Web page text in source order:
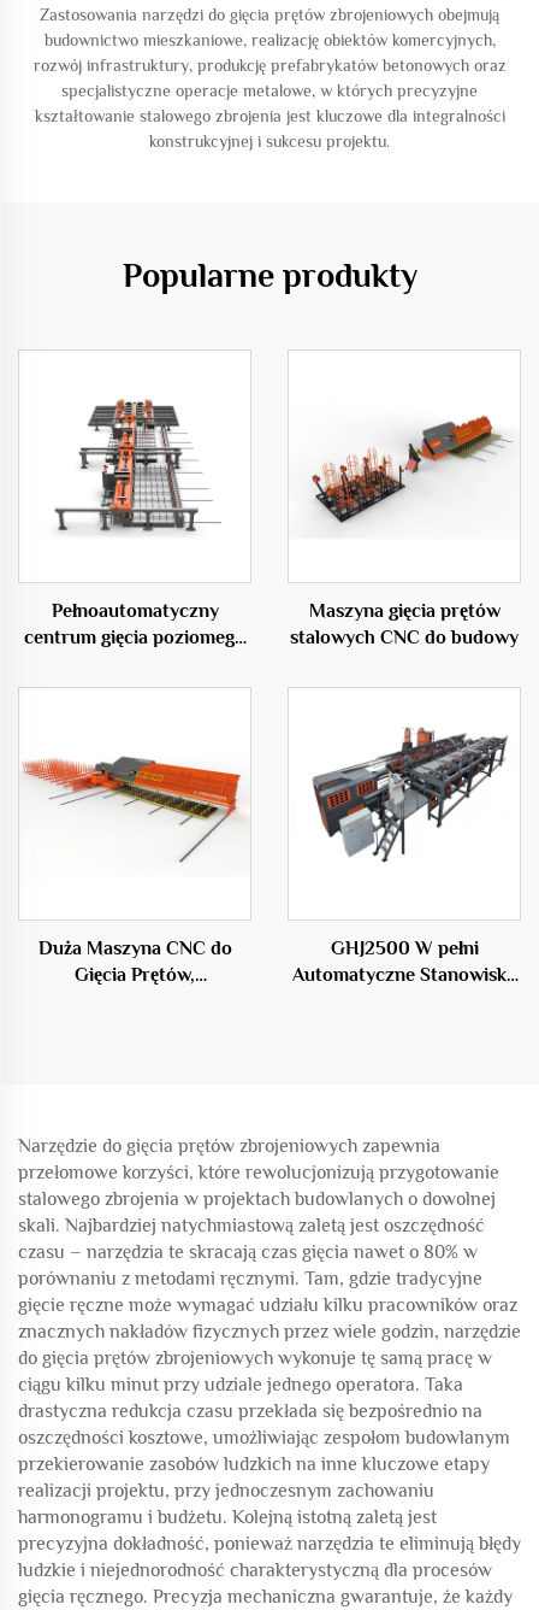
Zastosowania narzędzi do gięcia prętów zbrojeniowych obejmują
budownictwo mieszkaniowe, realizację obiektów komercyjnych,
rozwój infrastruktury, produkcję prefabrykatów betonowych oraz
specjalistyczne operacje metalowe, w których precyzyjne
kształtowanie stalowego zbrojenia jest kluczowe dla integralności
konstrukcyjnej i sukcesu projektu.
Popularne produkty
Pełnoautomatyczny
centrum gięcia poziomego
Maszyna gięcia prętów
stalowych CNC do budowy
Duża Maszyna CNC do
Gięcia Prętów,
GHJ2500 W pełni
Automatyczne Stanowisko
Narzędzie do gięcia prętów zbrojeniowych zapewnia
przełomowe korzyści, które rewolucjonizują przygotowanie
stalowego zbrojenia w projektach budowlanych o dowolnej
skali. Najbardziej natychmiastową zaletą jest oszczędność
czasu – narzędzia te skracają czas gięcia nawet o 80% w
porównaniu z metodami ręcznymi. Tam, gdzie tradycyjne
gięcie ręczne może wymagać udziału kilku pracowników oraz
znacznych nakładów fizycznych przez wiele godzin, narzędzie
do gięcia prętów zbrojeniowych wykonuje tę samą pracę w
ciągu kilku minut przy udziale jednego operatora. Taka
drastyczna redukcja czasu przekłada się bezpośrednio na
oszczędności kosztowe, umożliwiając zespołom budowlanym
przekierowanie zasobów ludzkich na inne kluczowe etapy
realizacji projektu, przy jednoczesnym zachowaniu
harmonogramu i budżetu. Kolejną istotną zaletą jest
precyzyjna dokładność, ponieważ narzędzia te eliminują błędy
ludzkie i niejednorodność charakterystyczną dla procesów
gięcia ręcznego. Precyzja mechaniczna gwarantuje, że każdy